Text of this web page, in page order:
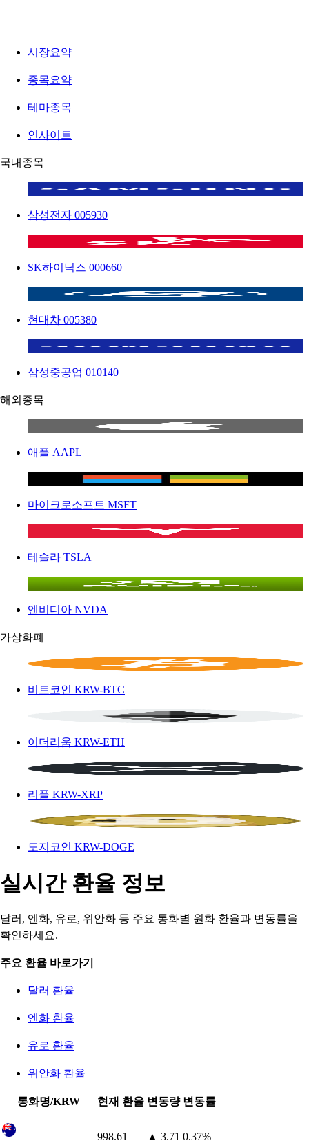
시장요약
종목요약
테마종목
인사이트
국내종목
삼성전자 005930
SK하이닉스 000660
현대차 005380
삼성중공업 010140
해외종목
애플 AAPL
마이크로소프트 MSFT
테슬라 TSLA
엔비디아 NVDA
가상화폐
비트코인 KRW-BTC
이더리움 KRW-ETH
리플 KRW-XRP
도지코인 KRW-DOGE
실시간 환율 정보
달러, 엔화, 유로, 위안화 등 주요 통화별 원화 환율과 변동률을
확인하세요.
주요 환율 바로가기
달러 환율
엔화 환율
유로 환율
위안화 환율
통화명/KRW 현재 환율 변동량 변동률
998.61 ▲ 3.71 0.37%